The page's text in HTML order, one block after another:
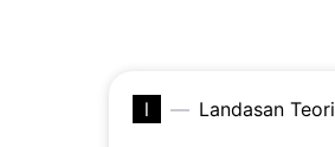
l Landasan Teori